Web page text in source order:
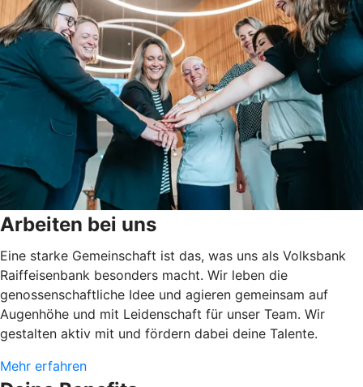
Arbeiten bei uns
Eine starke Gemeinschaft ist das, was uns als Volksbank
Raiffeisenbank besonders macht. Wir leben die
genossenschaftliche Idee und agieren gemeinsam auf
Augenhöhe und mit Leidenschaft für unser Team. Wir
gestalten aktiv mit und fördern dabei deine Talente.
Mehr erfahren